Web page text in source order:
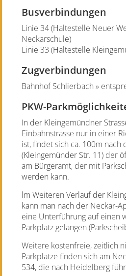
Busverbindungen
Linie 34 (Haltestelle Neuer
Neckarschule)
Linie 33 (Haltestelle
Zugverbindungen
Bahnhof Schlierbach »
PKW-
In der Kleingemündner
Einbahnstrasse nur in einer
ist, findet sich ca. 100m nach
(Kleingemünder Str. 11) der
am Bürgeramt, der mit
werden kann.
lm Weiteren Verlauf der
kann man nach der Neckar-
eine Unterführung auf einen
Parkplatz gelangen
Weitere kostenfreie, zeitlich
Parkplatze finden sich am
534, die nach Heidelberg